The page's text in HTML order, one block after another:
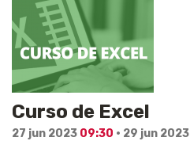
Curso de Excel
27 jun 2023 09:30 · 29 jun 2023